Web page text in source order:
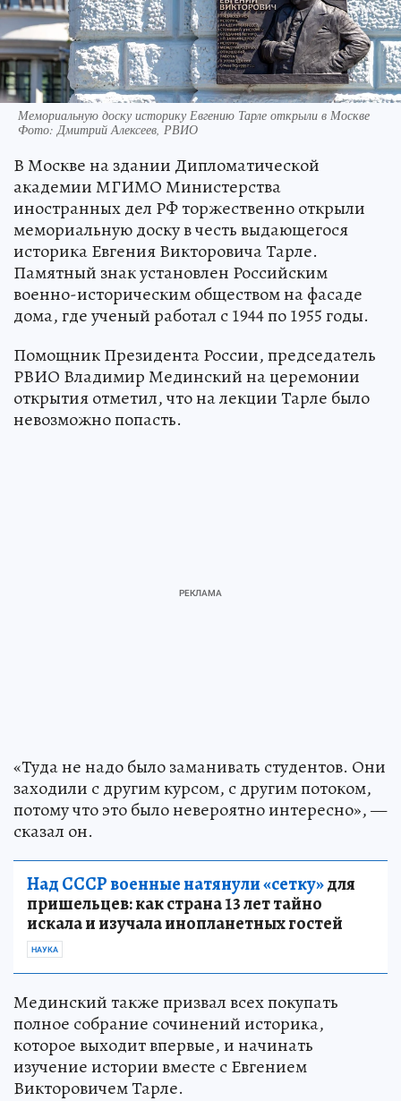
Мемориальную доску историку Евгению Тарле открыли в Москве
Фото: Дмитрий Алексеев, РВИО
В Москве на здании Дипломатической
академии МГИМО Министерства
иностранных дел РФ торжественно открыли
мемориальную доску в честь выдающегося
историка Евгения Викторовича Тарле.
Памятный знак установлен Российским
военно-историческим обществом на фасаде
дома, где ученый работал с 1944 по 1955 годы.
Помощник Президента России, председатель
РВИО Владимир Мединский на церемонии
открытия отметил, что на лекции Тарле было
невозможно попасть.
«Туда не надо было заманивать студентов. Они
заходили с другим курсом, с другим потоком,
потому что это было невероятно интересно», —
сказал он.
Над СССР военные натянули «сетку»для
пришельцев: как страна 13 лет тайно
искала и изучала инопланетных гостей
НАУКА
Мединский также призвал всех покупать
полное собрание сочинений историка,
которое выходит впервые, и начинать
изучение истории вместе с Евгением
Викторовичем Тарле.